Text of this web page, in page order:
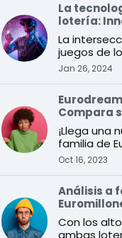
La
lotería:
La
juegos de
una
Jan 26, 2024
Compara
¡Llega una
familia de
todas sus
Oct 16, 2023
Análisis a
opción
Con los
ambas